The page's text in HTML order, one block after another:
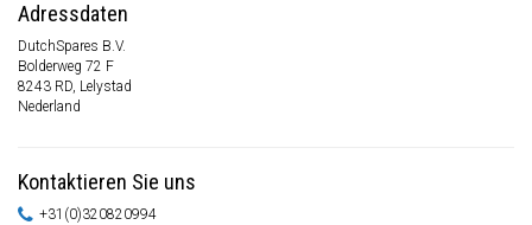
Adressdaten
DutchSpares B.V.
Bolderweg 72 F
8243 RD, Lelystad
Nederland
Kontaktieren Sie uns
+31(0)320820994